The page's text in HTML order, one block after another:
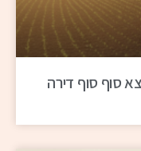
סוף סוף דירה